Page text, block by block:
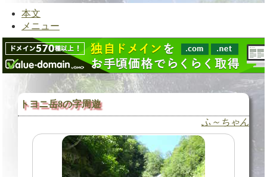
本文
メニュー
トヨニ岳8の字周遊
ふ～ちゃん